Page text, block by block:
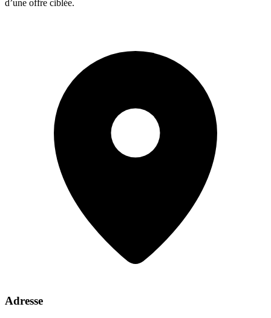
d’une offre ciblée.
Adresse